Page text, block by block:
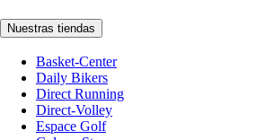
Nuestras tiendas
Basket-Center
Daily Bikers
Direct Running
Direct-Volley
Espace Golf